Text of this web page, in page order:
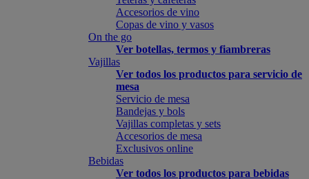
Accesorios de vino
Copas de vino y vasos
On the go
Ver botellas, termos y fiambreras
Vajillas
Ver todos los productos para servicio de
mesa
Servicio de mesa
Bandejas y bols
Vajillas completas y sets
Accesorios de mesa
Exclusivos online
Bebidas
Ver todos los productos para bebidas